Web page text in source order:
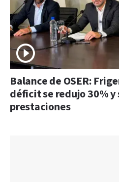
Balance de OSER:
déficit se redujo 30% y
prestaciones